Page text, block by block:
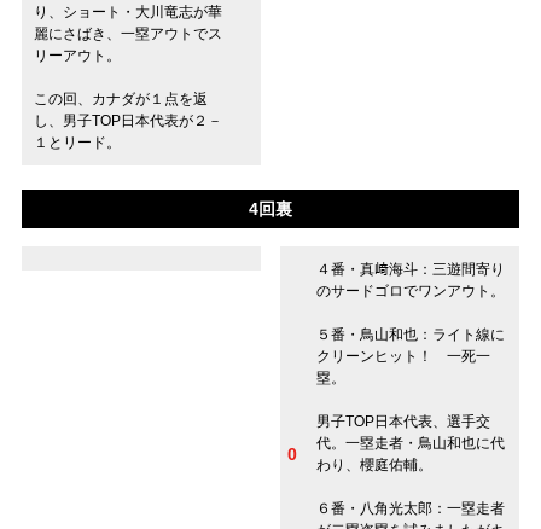
り、ショート・大川竜志が華
麗にさばき、一塁アウトでス
リーアウト。
この回、カナダが１点を返
し、男子TOP日本代表が２－
１とリード。
4回裏
４番・真﨑海斗：三遊間寄り
のサードゴロでワンアウト。
５番・鳥山和也：ライト線に
クリーンヒット！ 一死一
塁。
男子TOP日本代表、選手交
代。一塁走者・鳥山和也に代
わり、櫻庭佑輔。
６番・八角光太郎：一塁走者
0